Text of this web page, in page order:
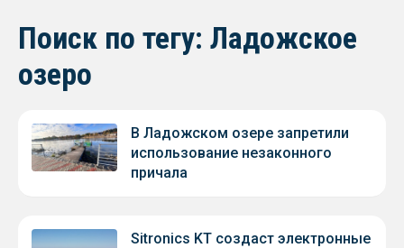
Поиск по тегу: Ладожское
озеро
В Ладожском озере запретили
использование незаконного
причала
Sitronics KT создаст электронные